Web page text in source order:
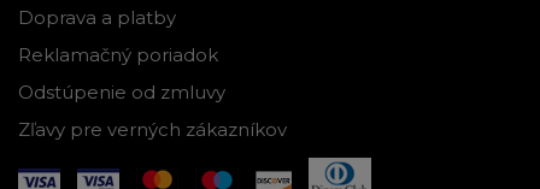
Doprava a platby
Reklamačný poriadok
Odstúpenie od zmluvy
Zľavy pre verných zákazníkov